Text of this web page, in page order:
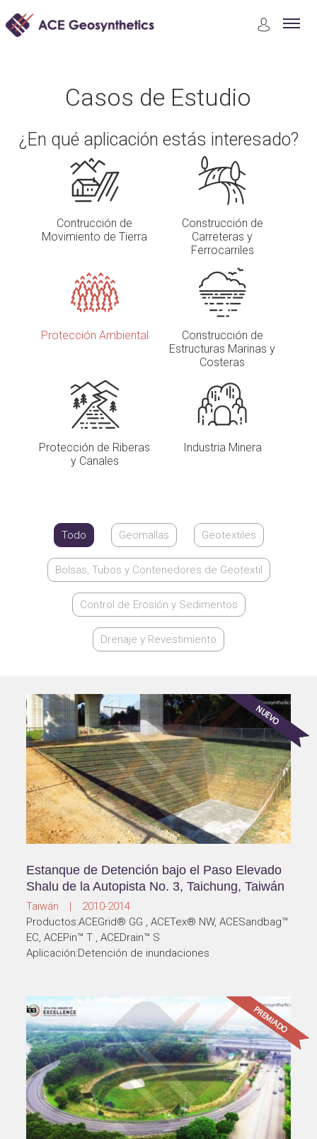
Casos de Estudio Protección Ambiental
Casos de Estudio
¿En qué aplicación estás interesado?
Contrucción de
Movimiento de Tierra
Construcción de
Carreteras y
Ferrocarriles
Protección Ambiental
Construcción de
Estructuras Marinas y
Costeras
Protección de Riberas
y Canales
Industria Minera
Todo Geomallas Geotextiles
Bolsas, Tubos y Contenedores de Geotextil
Control de Erosión y Sedimentos
Drenaje y Revestimiento
Estanque de Detención bajo el Paso Elevado
Shalu de la Autopista No. 3, Taichung, Taiwán
Taiwán | 2010-2014
Productos:ACEGrid® GG , ACETex® NW, ACESandbag™
EC, ACEPin™ T , ACEDrain™ S
Aplicación:Detención de inundaciones